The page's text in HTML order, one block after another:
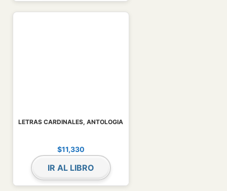
LETRAS CARDINALES, ANTOLOGIA
$11,330
IR AL LIBRO